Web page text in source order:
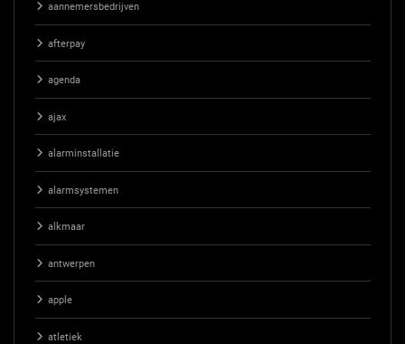
aannemersbedrijven
afterpay
agenda
ajax
alarminstallatie
alarmsystemen
alkmaar
antwerpen
apple
atletiek